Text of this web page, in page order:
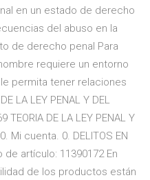
en un estado de derecho
del abuso en la
de derecho penal Para
requiere un entorno
permita tener relaciones
LA LEY PENAL Y DEL
TEORIA DE LA LEY PENAL Y
Mi cuenta. 0. DELITOS EN
de artículo: 11390172 En
de los productos están